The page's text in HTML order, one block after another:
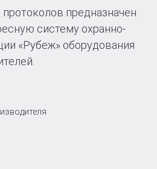
предназначен
систему охранно-
«Рубеж» оборудования